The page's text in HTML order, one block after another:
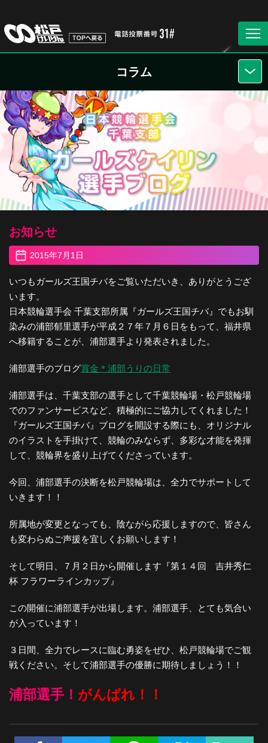
コラム
お知らせ
2015年7月1日
いつもガールズ王国チバをご覧いただいき、ありがとうござ
います。
日本競輪選手会 千葉支部所属『ガールズ王国チバ』でもお馴
染みの浦部郁里選手が平成２７年７月６日をもって、福井県
へ移籍することが、浦部選手より発表されました。
浦部選手のブログ賞金＊浦部うりの日常
浦部選手は、千葉支部の選手として千葉競輪場・松戸競輪場
でのファンサービスなど、積極的にご協力してくれました！
『ガールズ王国チバ』ブログを開設する際にも、オリジナル
のイラストを手掛けて、競輪のみならず、多彩な才能を発揮
して、競輪界を盛り上げてくださっています。
今回、浦部選手の決断を松戸競輪場は、全力でサポートして
いきます！！
所属地が変更となっても、陰ながら応援しますので、皆さん
も変わらぬご声援を宜しくお願いします！
そして明日、７月２日から開催します『第１４回 吉井秀仁
杯 フラワーラインカップ』
この開催に浦部選手が出場します。浦部選手、とても気合い
が入っています！
３日間、全力でレースに臨む勇姿をぜひ、松戸競輪場でご観
戦ください。そして浦部選手の優勝に期待しましょう！！
浦部選手！ がんばれ！！